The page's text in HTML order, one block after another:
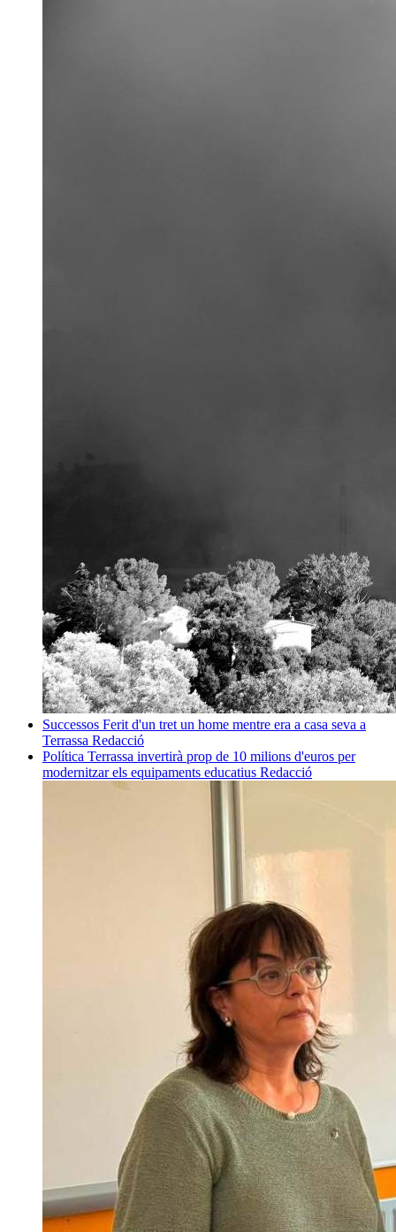
Successos Ferit d'un tret un home mentre era a casa seva a
Terrassa Redacció
Política Terrassa invertirà prop de 10 milions d'euros per
modernitzar els equipaments educatius Redacció